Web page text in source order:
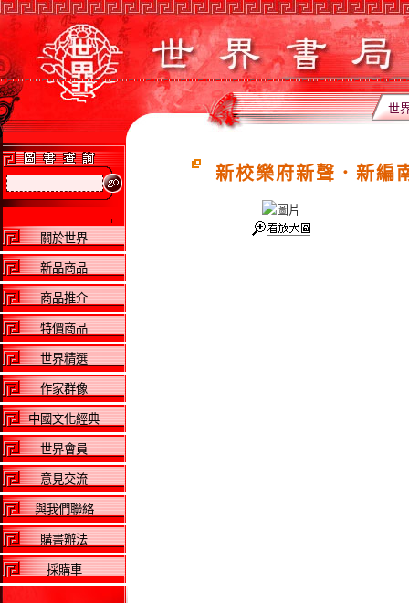
世
關於世界
新品商品
商品推介
特價商品
世界精選
作家群像
中國文化經典
世界會員
意見交流
與我們聯絡
購書辦法
採購車
新校樂府新聲．新編